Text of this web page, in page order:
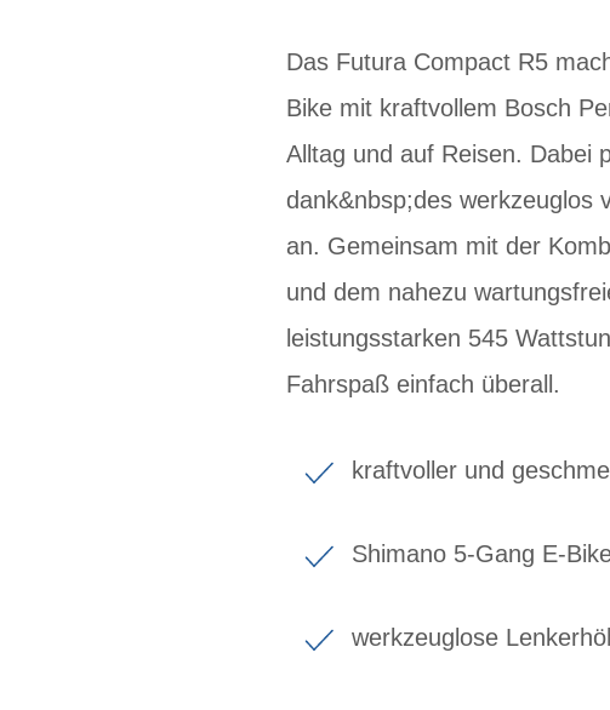
Das Futura Compact R5
Bike mit kraftvollem Bosch
Alltag und auf Reisen. Dabei
dank&nbsp;des werkzeuglos
an. Gemeinsam mit der
und dem nahezu
leistungsstarken 545
Fahrspaß einfach überall.
kraftvoller und
Shimano 5-Gang E-
werkzeuglose